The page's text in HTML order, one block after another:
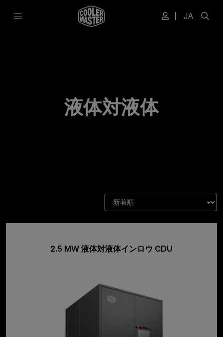
JA
液体対液体
2.5 MW 液体対液体インロウ CDU